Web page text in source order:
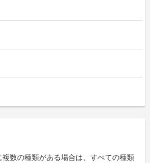
数の種類がある場合は、すべての種類